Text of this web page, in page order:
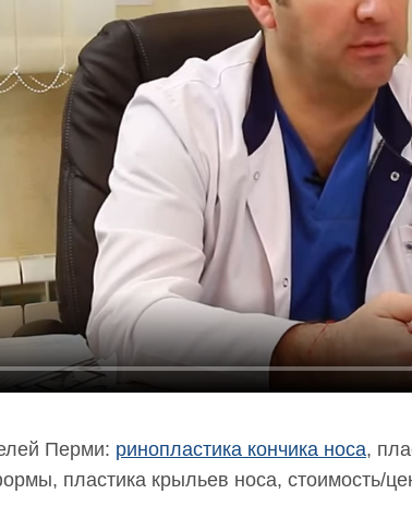
Перми: ринопластика кончика носа,
пластика крыльев носа, стоимость/